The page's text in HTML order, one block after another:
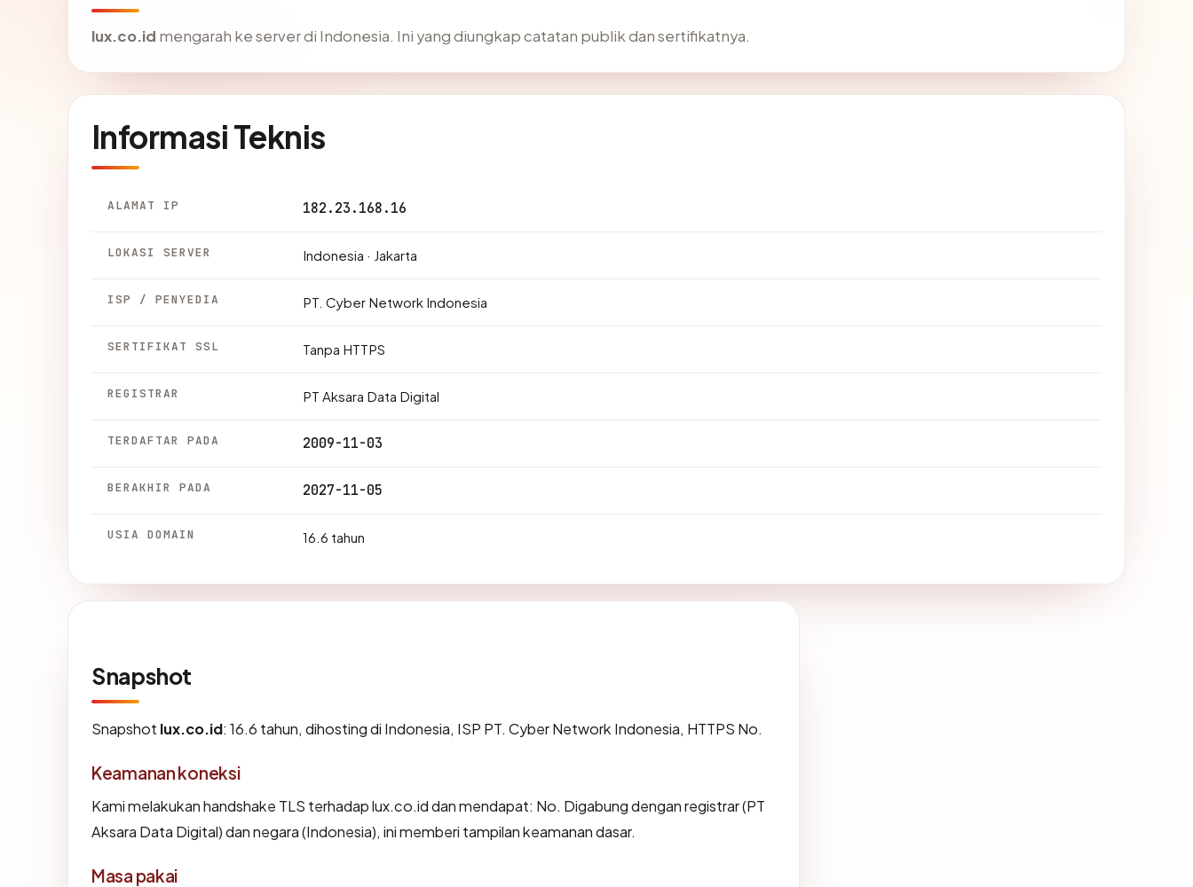
lux.co.id mengarah ke server di Indonesia. Ini yang diungkap catatan publik dan sertifikatnya.
Informasi Teknis
ALAMAT IP 182.23.168.16
LOKASI SERVER Indonesia · Jakarta
ISP / PENYEDIA PT. Cyber Network Indonesia
SERTIFIKAT SSL Tanpa HTTPS
REGISTRAR PT Aksara Data Digital
TERDAFTAR PADA 2009-11-03
BERAKHIR PADA 2027-11-05
USIA DOMAIN 16.6 tahun
Snapshot
Snapshot lux.co.id: 16.6 tahun, dihosting di Indonesia, ISP PT. Cyber Network Indonesia, HTTPS No.
Keamanan koneksi
Kami melakukan handshake TLS terhadap lux.co.id dan mendapat: No. Digabung dengan registrar (PT
Aksara Data Digital) dan negara (Indonesia), ini memberi tampilan keamanan dasar.
Masa pakai